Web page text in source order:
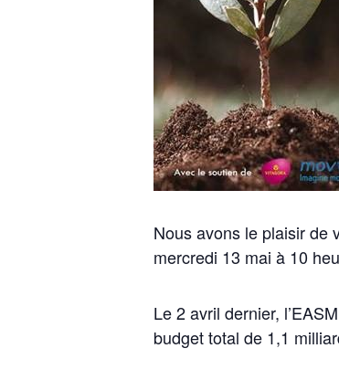
Nous avons le plaisir de
mercredi 13 mai à 10
Le 2 avril dernier,
budget total de 1,1